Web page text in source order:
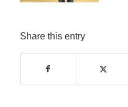
Share this entry